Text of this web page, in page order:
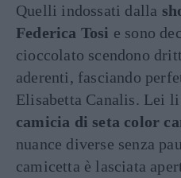
Quelli indossati dalla
Federica Tosi e sono
cioccolato scendono
aderenti, fasciando
Elisabetta Canalis. Lei li
camicia di seta color
nuance diverse senza
camicetta è lasciata